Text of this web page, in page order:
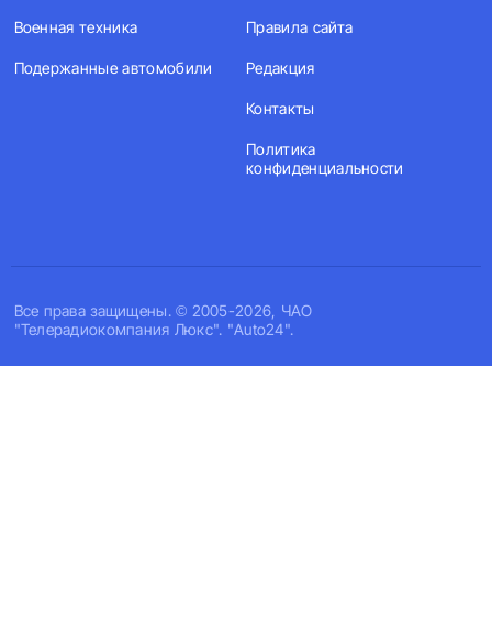
Все права защищены. © 2005-2026, ЧАО
"Телерадиокомпания Люкс". "Auto24".
Военная техника
Подержанные автомобили
Правила сайта
Редакция
Контакты
Политика
конфиденциальности